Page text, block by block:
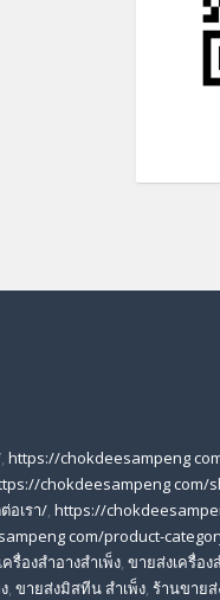
, https://chokdeesampeng
chokdeesampeng com/
อเรา/, https://
com/product-
เครื่องสำอางสำเพ็ง, ขายส่งเครื่อง
, ขายส่งมิสทีน สําเพ็ง, ร้านขายส่